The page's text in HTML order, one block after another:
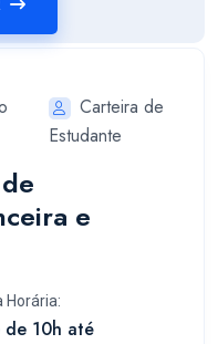
Carteira de
Estudante
e
Horária:
de 10h até